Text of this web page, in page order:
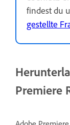
findest du
gestellte
Premiere